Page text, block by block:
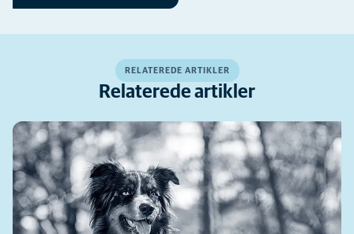
RELATEREDE ARTIKLER
Relaterede artikler